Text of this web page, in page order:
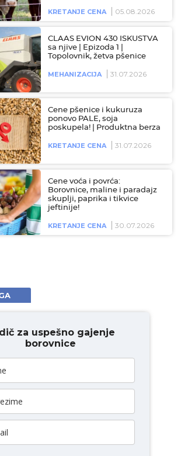
KRETANJE CENA 05.08.2026
CLAAS EVION 430 ISKUSTVA
sa njive | Epizoda 1 |
Topolovnik, žetva pšenice
MEHANIZACIJA 31.07.2026
Cene pšenice i kukuruza
ponovo PALE, soja
poskupela! | Produktna berza
KRETANJE CENA 31.07.2026
Cene voća i povrća:
Borovnice, maline i paradajz
skuplji, paprika i tikvice
jeftinije!
KRETANJE CENA 30.07.2026
za uspešno gajenje
borovnice